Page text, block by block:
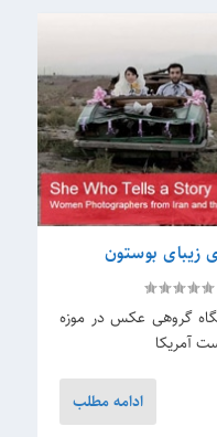
زیبای بوستون
گروهی عکس در موزه
آمریکا
ادامه مطلب